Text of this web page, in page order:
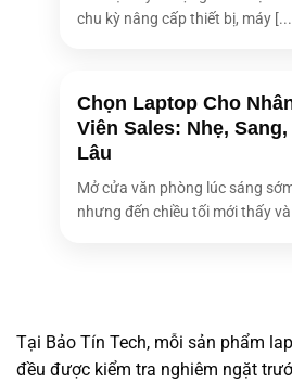
chu kỳ nâng cấp thiết bị, máy
Chọn Laptop Cho
Viên Sales: Nhẹ, Sang,
Lâu
Mở cửa văn phòng lúc sáng
nhưng đến chiều tối mới thấy
Tại Bảo Tín Tech, mỗi sản phẩm
đều được kiểm tra nghiêm ngặt